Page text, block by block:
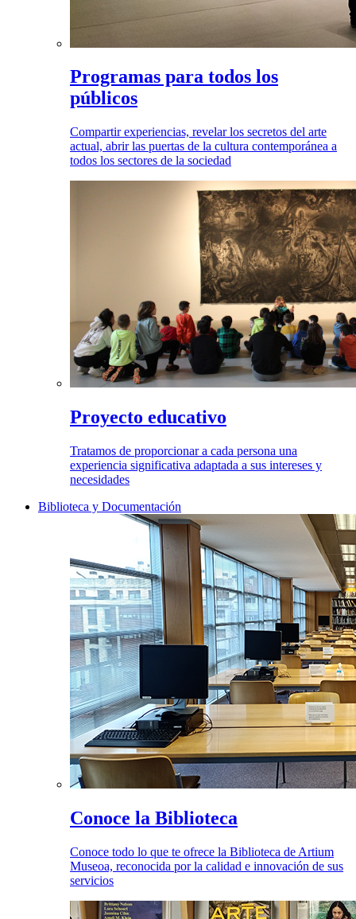
Programas para todos los
públicos
Compartir experiencias, revelar los secretos del arte
actual, abrir las puertas de la cultura contemporánea a
todos los sectores de la sociedad
Proyecto educativo
Tratamos de proporcionar a cada persona una
experiencia significativa adaptada a sus intereses y
necesidades
Biblioteca y Documentación
Conoce la Biblioteca
Conoce todo lo que te ofrece la Biblioteca de Artium
Museoa, reconocida por la calidad e innovación de sus
servicios